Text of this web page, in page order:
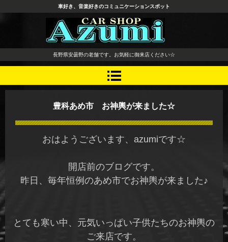
長野県 安曇野市 タイヤ ホ
イール デッドニング カーオ
ーディオ レカロシート
車好き、音楽好きのコミュニケーションスポット
長野県安曇野の老舗です。お気軽に御来店ください☆
豊科あめ市 お神輿が来ました☆
おはようございます、azumiです☆
開店前のブログです。
昨日、毎年恒例のあめ市でお神輿が来ました♪
とても寒い中、元気いっぱい子供たちのお神輿の
ご来店です。